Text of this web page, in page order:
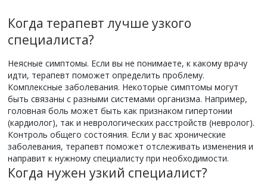
Когда терапевт лучше узкого
специалиста?
Неясные симптомы. Если вы не понимаете, к какому врачу
идти, терапевт поможет определить проблему.
Комплексные заболевания. Некоторые симптомы могут
быть связаны с разными системами организма. Например,
головная боль может быть как признаком гипертонии
(кардиолог), так и неврологических расстройств (невролог).
Контроль общего состояния. Если у вас хронические
заболевания, терапевт поможет отслеживать изменения и
направит к нужному специалисту при необходимости.
Когда нужен узкий специалист?